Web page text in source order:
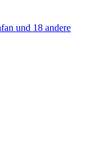
und 18 andere